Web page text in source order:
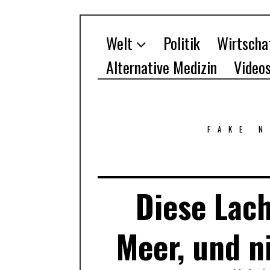
Welt Politik
Alternative Medizin
FAKE
Diese
Meer, und